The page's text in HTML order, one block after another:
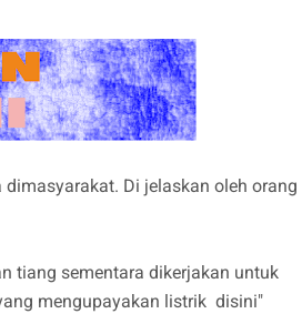
Di jelaskan oleh orang
tiang sementara dikerjakan untuk
mengupayakan listrik disini"